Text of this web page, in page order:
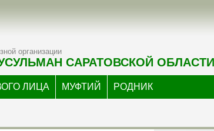
организации
САРАТОВСКОЙ
ЛИЦА МУФТИЙ РОДНИК